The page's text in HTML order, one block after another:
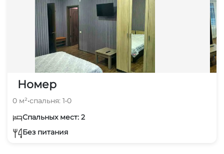
Номер
0 м²•спальня: 1•0
Спальных мест: 2
Без питания